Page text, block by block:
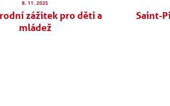
8. 11. 2025
zážitek pro děti a
mládež
Saint-